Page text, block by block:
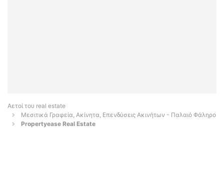
Αετοί του real estate
Μεσιτικά Γραφεία, Ακίνητα, Επενδύσεις Ακινήτων - Παλαιό Φάληρο
Propertyease Real Estate